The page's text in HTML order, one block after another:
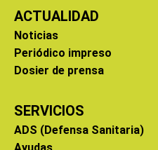
ACTUALIDAD
Noticias
Periódico impreso
Dosier de prensa
SERVICIOS
ADS (Defensa Sanitaria)